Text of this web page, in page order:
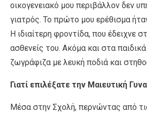
οικογενειακό μου περιβάλλον δεν
γιατρός. Το πρώτο μου ερέθισμα
Η ιδιαίτερη φροντίδα, που έδειχνε
ασθενείς του. Ακόμα και στα
ζωγράφιζα με λευκή ποδιά και
Γιατί επιλέξατε την Μαιευτική
Μέσα στην Σχολή, περνώντας από